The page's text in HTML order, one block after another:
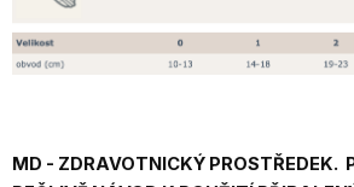
MD - ZDRAVOTNICKÝ PROSTŘEDEK.